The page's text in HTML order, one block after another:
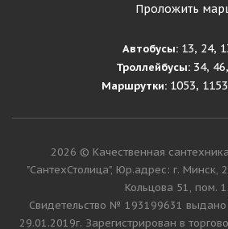
Проложить
Автобусы:13, 24,
Троллейбусы: 34,
Маршрутки:1053,
2026 © Качественная
"СантехСтолица", Юр.адрес: г. Минск,
Кольцова 51, пом.
Cвидетельство № 193199631
29.01.2019г. Зарегистрирован в